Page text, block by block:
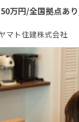
万円/全国拠点あ
マト住建株式会社